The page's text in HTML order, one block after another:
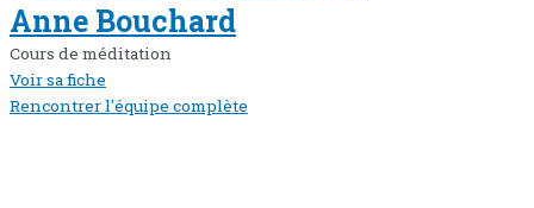
Anne Bouchard
Cours de méditation
Voir sa fiche
Rencontrer l'équipe complète